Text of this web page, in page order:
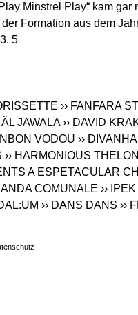
Minstrel Play“ kam gar
Formation aus dem
5
›› FANFARA
ÄL JAWALA ›› DAVID
VODOU ››
›› HARMONIOUS
A ESPETACULAR
COMUNALE ››
›› DANS DANS ››